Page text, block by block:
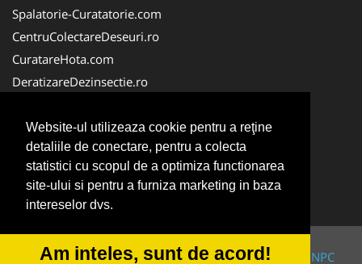
Website-ul utilizeaza cookie pentru a reţine
detaliile de conectare, pentru a colecta
statistici cu scopul de a optimiza functionarea
site-ului si pentru a furniza marketing in baza
intereselor dvs.
Am inteles, sunt de acord!
Spalatorie-Curatatorie.com
CentruColectareDeseuri.ro
CuratareHota.com
DeratizareDezinsectie.ro
ColectareDeseuriMedicale.com
FirmaDeratizare.ro
Service-Reparatii.com
Servicii-DDD.com
© 2014-2026 Powered byVilonMedia&TekaBility ANPC